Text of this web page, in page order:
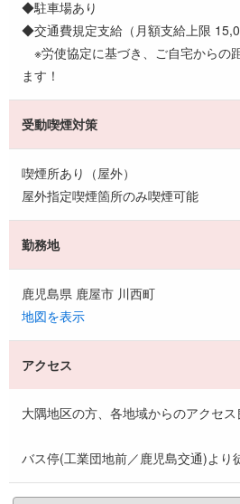
◆駐車場あり
◆交通費規定支給（月額支給上限
※労使協定に基づき、ご自宅からの
ます！
受動喫煙対策
喫煙所あり（屋外）
屋外指定喫煙箇所のみ喫煙可能
勤務地
鹿児島県 鹿屋市 川西町
地図を表示
アクセス
大隅地区の方、各地域からのアクセ
バス停(工業団地前／鹿児島交通)より